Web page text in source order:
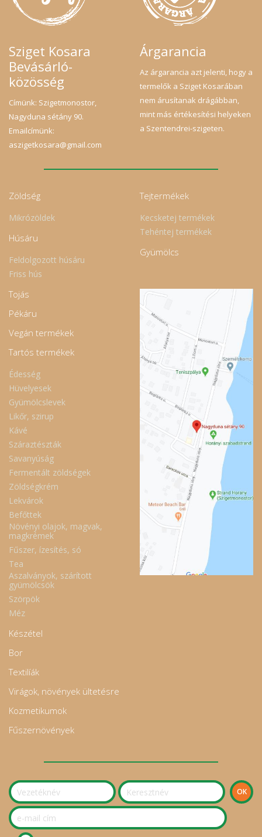
Sziget Kosara
Bevásárló-
közösség
Címünk: Szigetmonostor,
Nagyduna sétány 90.
Emailcímünk:
aszigetkosara@gmail.com
Árgarancia
Az árgarancia azt jelenti, hogy a
termelők a Sziget Kosarában
nem árusítanak drágábban,
mint más értékesítési helyeken
a Szentendrei-szigeten.
Zöldség
Mikrózöldek
Húsáru
Feldolgozott húsáru
Friss hús
Tejtermékek
Kecsketej termékek
Tehéntej termékek
Gyümölcs
Tojás
Pékáru
Vegán termékek
Tartós termékek
Édesség
Hüvelyesek
Gyümölcslevek
Likőr, szirup
Kávé
Száraztészták
Savanyúság
Fermentált zöldségek
Zöldségkrém
Lekvárok
Befőttek
Növényi olajok, magvak,
magkrémek
Fűszer, ízesítés, só
Tea
Aszalványok, szárított
gyümölcsök
Szörpök
Méz
Készétel
Bor
Textilíák
Virágok, növények ültetésre
Kozmetikumok
Fűszernövények